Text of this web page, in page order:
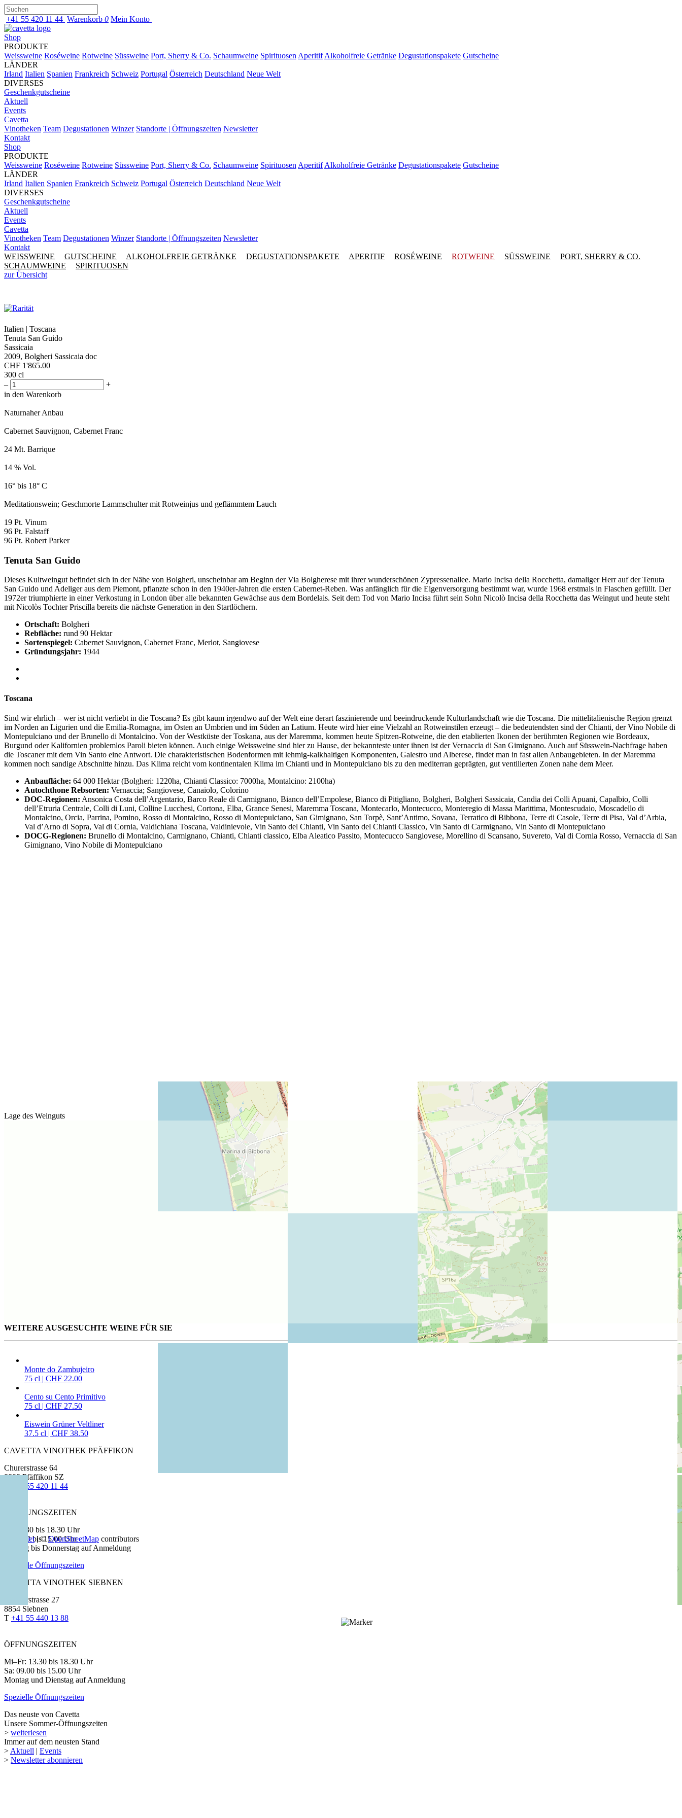
+41 55 420 11 44 Warenkorb 0 Mein Konto
Shop
PRODUKTE
Weissweine Roséweine Rotweine Süssweine Port, Sherry & Co. Schaumweine Spirituosen Aperitif Alkoholfreie Getränke Degustationspakete Gutscheine
LÄNDER
Irland Italien Spanien Frankreich Schweiz Portugal Österreich Deutschland Neue Welt
DIVERSES
Geschenkgutscheine
Aktuell
Events
Cavetta
Vinotheken Team Degustationen Winzer Standorte | Öffnungszeiten Newsletter
Kontakt
Shop
PRODUKTE
Weissweine Roséweine Rotweine Süssweine Port, Sherry & Co. Schaumweine Spirituosen Aperitif Alkoholfreie Getränke Degustationspakete Gutscheine
LÄNDER
Irland Italien Spanien Frankreich Schweiz Portugal Österreich Deutschland Neue Welt
DIVERSES
Geschenkgutscheine
Aktuell
Events
Cavetta
Vinotheken Team Degustationen Winzer Standorte | Öffnungszeiten Newsletter
Kontakt
WEISSWEINE
GUTSCHEINE ALKOHOLFREIE GETRÄNKE DEGUSTATIONSPAKETE APERITIF ROSÉWEINE ROTWEINE SÜSSWEINE
PORT, SHERRY & CO.
SCHAUMWEINE
SPIRITUOSEN
zur Übersicht
Italien | Toscana
Tenuta San Guido
Sassicaia
2009, Bolgheri Sassicaia doc
CHF 1'865.00
300 cl
–
+
in den Warenkorb
Naturnaher Anbau
Cabernet Sauvignon, Cabernet Franc
24 Mt. Barrique
14 % Vol.
16° bis 18° C
Meditationswein; Geschmorte Lammschulter mit Rotweinjus und geflämmtem Lauch
19 Pt. Vinum
96 Pt. Falstaff
96 Pt. Robert Parker
Tenuta San Guido
Dieses Kultweingut befindet sich in der Nähe von Bolgheri, unscheinbar am Beginn der Via Bolgherese mit ihrer wunderschönen Zypressenallee. Mario Incisa della Rocchetta, damaliger Herr auf der Tenuta
San Guido und Adeliger aus dem Piemont, pflanzte schon in den 1940er-Jahren die ersten Cabernet-Reben. Was anfänglich für die Eigenversorgung bestimmt war, wurde 1968 erstmals in Flaschen gefüllt. Der
1972er triumphierte in einer Verkostung in London über alle bekannten Gewächse aus dem Bordelais. Seit dem Tod von Mario Incisa führt sein Sohn Nicolò Incisa della Rocchetta das Weingut und heute steht
mit Nicolòs Tochter Priscilla bereits die nächste Generation in den Startlöchern.
Ortschaft: Bolgheri
Rebfläche: rund 90 Hektar
Sortenspiegel: Cabernet Sauvignon, Cabernet Franc, Merlot, Sangiovese
Gründungsjahr: 1944
Toscana
Sind wir ehrlich – wer ist nicht verliebt in die Toscana? Es gibt kaum irgendwo auf der Welt eine derart faszinierende und beeindruckende Kulturlandschaft wie die Toscana. Die mittelitalienische Region grenzt
im Norden an Ligurien und die Emilia-Romagna, im Osten an Umbrien und im Süden an Latium. Heute wird hier eine Vielzahl an Rotweinstilen erzeugt – die bedeutendsten sind der Chianti, der Vino Nobile di
Montepulciano und der Brunello di Montalcino. Von der Westküste der Toskana, aus der Maremma, kommen heute Spitzen-Rotweine, die den etablierten Ikonen der berühmten Regionen wie Bordeaux,
Burgund oder Kalifornien problemlos Paroli bieten können. Auch einige Weissweine sind hier zu Hause, der bekannteste unter ihnen ist der Vernaccia di San Gimignano. Auch auf Süsswein-Nachfrage haben
die Toscaner mit dem Vin Santo eine Antwort. Die charakteristischen Bodenformen mit lehmig-kalkhaltigen Komponenten, Galestro und Alberese, findet man in fast allen Anbaugebieten. In der Maremma
kommen noch sandige Abschnitte hinzu. Das Klima reicht vom kontinentalen Klima im Chianti und in Montepulciano bis zu den mediterran geprägten, gut ventilierten Zonen nahe dem Meer.
Anbaufläche: 64 000 Hektar (Bolgheri: 1220ha, Chianti Classico: 7000ha, Montalcino: 2100ha)
Autochthone Rebsorten: Vernaccia; Sangiovese, Canaiolo, Colorino
DOC-Regionen: Ansonica Costa dell’Argentario, Barco Reale di Carmignano, Bianco dell’Empolese, Bianco di Pitigliano, Bolgheri, Bolgheri Sassicaia, Candia dei Colli Apuani, Capalbio, Colli
dell’Etruria Centrale, Colli di Luni, Colline Lucchesi, Cortona, Elba, Grance Senesi, Maremma Toscana, Montecarlo, Montecucco, Monteregio di Massa Marittima, Montescudaio, Moscadello di
Montalcino, Orcia, Parrina, Pomino, Rosso di Montalcino, Rosso di Montepulciano, San Gimignano, San Torpè, Sant’Antimo, Sovana, Terratico di Bibbona, Terre di Casole, Terre di Pisa, Val d’Arbia,
Val d’Arno di Sopra, Val di Cornia, Valdichiana Toscana, Valdinievole, Vin Santo del Chianti, Vin Santo del Chianti Classico, Vin Santo di Carmignano, Vin Santo di Montepulciano
DOCG-Regionen: Brunello di Montalcino, Carmignano, Chianti, Chianti classico, Elba Aleatico Passito, Montecucco Sangiovese, Morellino di Scansano, Suvereto, Val di Cornia Rosso, Vernaccia di San
Gimignano, Vino Nobile di Montepulciano
Lage des Weinguts
Leaflet |© OpenStreetMap contributors
WEITERE AUSGESUCHTE WEINE FÜR SIE
Monte do Zambujeiro
75 cl | CHF 22.00
Cento su Cento Primitivo
75 cl | CHF 27.50
Eiswein Grüner Veltliner
37.5 cl | CHF 38.50
CAVETTA VINOTHEK PFÄFFIKON
Churerstrasse 64
8808 Pfäffikon SZ
+41 55 420 11 44
ÖFFNUNGSZEITEN
Fr: 13.30 bis 18.30 Uhr
Sa: 9.00 bis 15.00 Uhr
Montag bis Donnerstag auf Anmeldung
Spezielle Öffnungszeiten
CAVETTA VINOTHEK SIEBNEN
Glarnerstrasse 27
8854 Siebnen
T +41 55 440 13 88
ÖFFNUNGSZEITEN
Mi–Fr: 13.30 bis 18.30 Uhr
Sa: 09.00 bis 15.00 Uhr
Montag und Dienstag auf Anmeldung
Spezielle Öffnungszeiten
Das neuste von Cavetta
Unsere Sommer-Öffnungszeiten
> weiterlesen
Immer auf dem neusten Stand
> Aktuell | Events
> Newsletter abonnieren